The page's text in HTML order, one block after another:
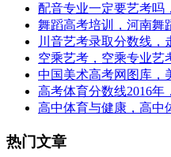
配音专业一定要艺考吗
舞蹈高考培训，河南舞
川音艺考录取分数线，
空乘艺考，空乘专业艺
中国美术高考网图库，
高考体育分数线2016
高中体育与健康，高中
热门文章